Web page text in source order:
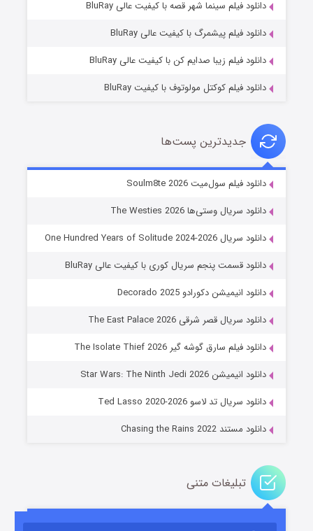
خاندان اژدها فصل ۳
جادوگری در مغولستان
قسمت ۱۴ (زیرنویس) منتشر شد
دانلود فیلم سینما شهر قصه با کیفیت عالی BluRay
دانلود فیلم پیشمرگ با کیفیت عالی BluRay
دانلود فیلم زیبا صدایم کن با کیفیت عالی BluRay
دانلود فیلم کوکتل مولوتوف با کیفیت BluRay
جدیدترین پست‌ها
دانلود فیلم سول‌میت Soulm8te 2026
دانلود سریال وستی‌ها The Westies 2026
دانلود سریال One Hundred Years of Solitude 2024-2026
دانلود قسمت پنجم سریال کوری با کیفیت عالی BluRay
دانلود انیمیشن دکورادو Decorado 2025
دانلود سریال قصر شرقی The East Palace 2026
دانلود فیلم سارق گوشه گیر The Isolate Thief 2026
دانلود انیمیشن Star Wars: The Ninth Jedi 2026
دانلود سریال تد لاسو Ted Lasso 2020-2026
دانلود مستند Chasing the Rains 2022
تبلیغات متنی